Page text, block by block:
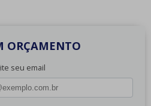
ORÇAMENTO
seu email